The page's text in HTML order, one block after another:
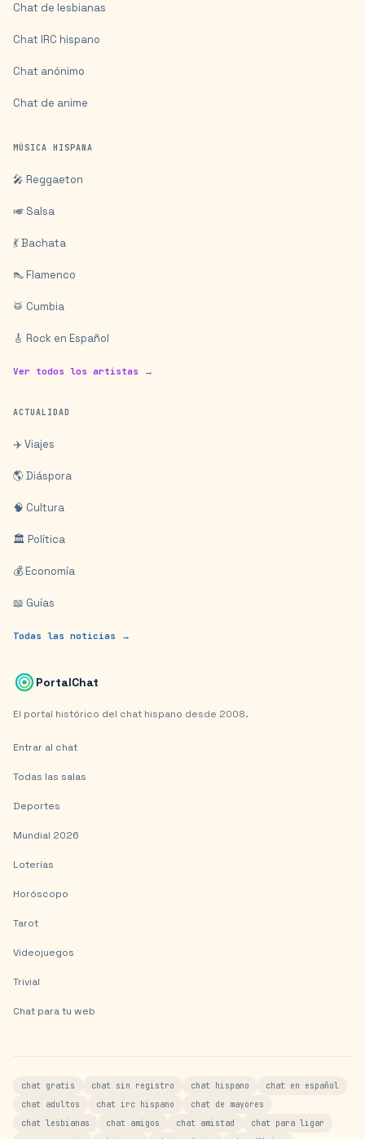
Chat de lesbianas
Chat IRC hispano
Chat anónimo
Chat de anime
MÚSICA HISPANA
🎤 Reggaeton
🎺 Salsa
💃 Bachata
👠 Flamenco
🥁 Cumbia
🎸 Rock en Español
Ver todos los artistas →
ACTUALIDAD
✈️ Viajes
🌎 Diáspora
🧠 Cultura
🏛️ Política
💰 Economía
📖 Guías
Todas las noticias →
PortalChat
El portal histórico del chat hispano desde 2008.
Entrar al chat
Todas las salas
Deportes
Mundial 2026
Loterías
Horóscopo
Tarot
Videojuegos
Trivial
Chat para tu web
chat gratis chat sin registro chat hispano
chat en español
chat adultos
chat irc hispano
chat de mayores
chat lesbianas
chat amigos chat amistad
chat para ligar